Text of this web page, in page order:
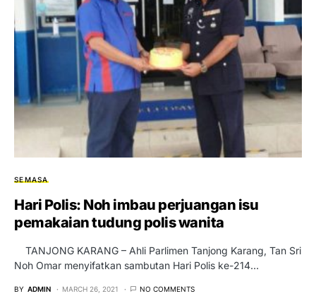
SEMASA
Hari Polis: Noh imbau perjuangan isu
pemakaian tudung polis wanita
TANJONG KARANG – Ahli Parlimen Tanjong Karang, Tan Sri
Noh Omar menyifatkan sambutan Hari Polis ke-214…
BY ADMIN MARCH 26, 2021 NO COMMENTS